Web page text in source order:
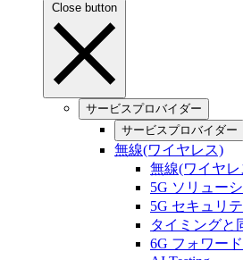
Close button
サービスプロバイダー
サービスプロバイダー
無線(ワイヤレス)
無線(ワイヤレ
5G ソリュー
5G セキュリ
タイミングと
6G フォワード